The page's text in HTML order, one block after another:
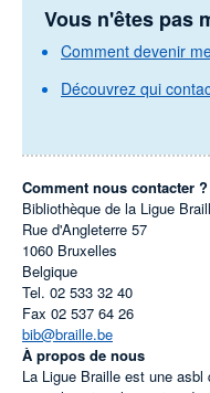
Vous n'êtes pas
Comment devenir
Découvrez qui
Comment nous contacter ?
Bibliothèque de la Ligue
Rue d'Angleterre 57
1060 Bruxelles
Belgique
Tel. 02 533 32 40
Fax 02 537 64 26
bib@braille.be
À propos de nous
La Ligue Braille est une